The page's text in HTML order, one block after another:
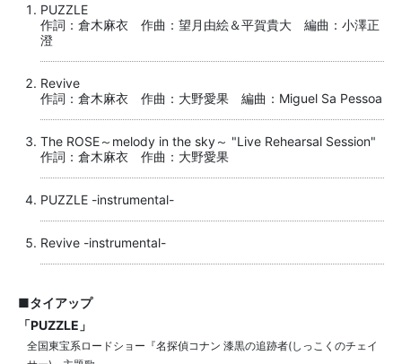
PUZZLE
作詞：倉木麻衣 作曲：望月由絵＆平賀貴大 編曲：小澤正
澄
Revive
作詞：倉木麻衣 作曲：大野愛果 編曲：Miguel Sa Pessoa
The ROSE～melody in the sky～ "Live Rehearsal Session"
作詞：倉木麻衣 作曲：大野愛果
PUZZLE -instrumental-
Revive -instrumental-
■タイアップ
「PUZZLE」
全国東宝系ロードショー『名探偵コナン 漆黒の追跡者(しっこくのチェイ